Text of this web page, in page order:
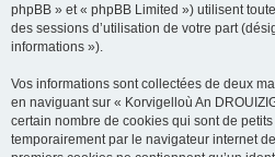
phpBB » et « phpBB Limited ») utilisent
des sessions d’utilisation de votre part
informations »).
Vos informations sont collectées de deux
en naviguant sur « Korvigelloù An
certain nombre de cookies qui sont de
temporairement par le navigateur internet